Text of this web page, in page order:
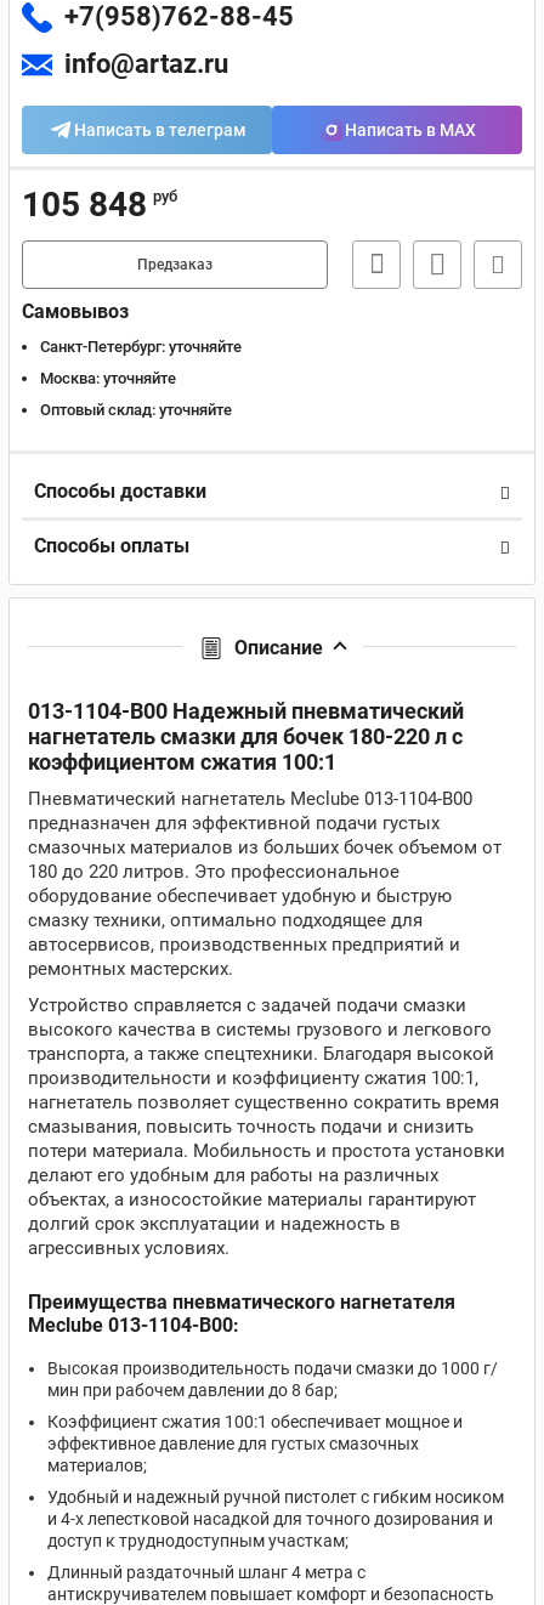
+7(958)762-88-45
info@artaz.ru
Написать в телеграм Написать в MAX
105 848 руб
Предзаказ
Самовывоз
Санкт-Петербург: уточняйте
Москва: уточняйте
Оптовый склад: уточняйте
Способы доставки
Способы оплаты
Описание
013-1104-B00 Надежный пневматический
нагнетатель смазки для бочек 180-220 л с
коэффициентом сжатия 100:1
Пневматический нагнетатель Meclube 013-1104-B00
предназначен для эффективной подачи густых
смазочных материалов из больших бочек объемом от
180 до 220 литров. Это профессиональное
оборудование обеспечивает удобную и быструю
смазку техники, оптимально подходящее для
автосервисов, производственных предприятий и
ремонтных мастерских.
Устройство справляется с задачей подачи смазки
высокого качества в системы грузового и легкового
транспорта, а также спецтехники. Благодаря высокой
производительности и коэффициенту сжатия 100:1,
нагнетатель позволяет существенно сократить время
смазывания, повысить точность подачи и снизить
потери материала. Мобильность и простота установки
делают его удобным для работы на различных
объектах, а износостойкие материалы гарантируют
долгий срок эксплуатации и надежность в
агрессивных условиях.
Преимущества пневматического нагнетателя
Meclube 013-1104-B00:
Высокая производительность подачи смазки до 1000 г/
мин при рабочем давлении до 8 бар;
Коэффициент сжатия 100:1 обеспечивает мощное и
эффективное давление для густых смазочных
материалов;
Удобный и надежный ручной пистолет с гибким носиком
и 4-х лепестковой насадкой для точного дозирования и
доступ к труднодоступным участкам;
Длинный раздаточный шланг 4 метра с
антискручивателем повышает комфорт и безопасность